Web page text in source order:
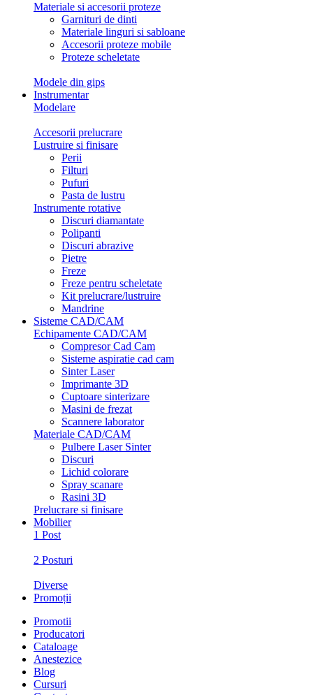
Materiale si accesorii proteze
Garnituri de dinti
Materiale linguri si sabloane
Accesorii proteze mobile
Proteze scheletate
Modele din gips
Instrumentar
Modelare
Accesorii prelucrare
Lustruire si finisare
Perii
Filturi
Pufuri
Pasta de lustru
Instrumente rotative
Discuri diamantate
Polipanti
Discuri abrazive
Pietre
Freze
Freze pentru scheletate
Kit prelucrare/lustruire
Mandrine
Sisteme CAD/CAM
Echipamente CAD/CAM
Compresor Cad Cam
Sisteme aspiratie cad cam
Sinter Laser
Imprimante 3D
Cuptoare sinterizare
Masini de frezat
Scannere laborator
Materiale CAD/CAM
Pulbere Laser Sinter
Discuri
Lichid colorare
Spray scanare
Rasini 3D
Prelucrare si finisare
Mobilier
1 Post
2 Posturi
Diverse
Promoții
Promotii
Producatori
Cataloage
Anestezice
Blog
Cursuri